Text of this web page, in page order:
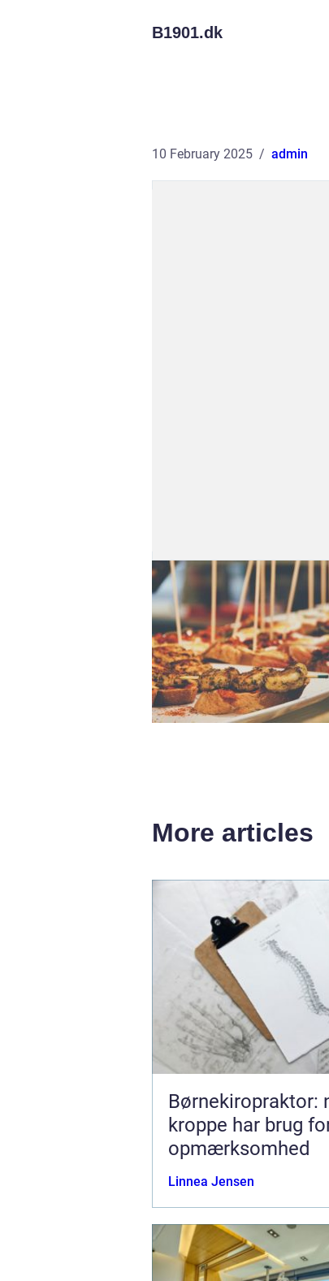
B1901.dk
10 February 2025 admin
More articles
Børnekiropraktor:
kroppe har brug
opmærksomhed
Linnea Jensen